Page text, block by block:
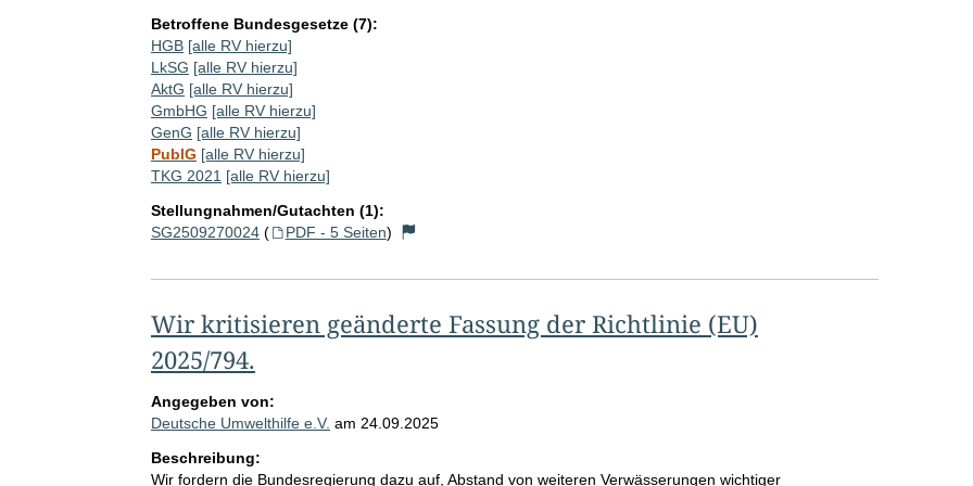
Betroffene Bundesgesetze (7):
HGB [alle RV hierzu]
LkSG [alle RV hierzu]
AktG [alle RV hierzu]
GmbHG [alle RV hierzu]
GenG [alle RV hierzu]
PublG [alle RV hierzu]
TKG 2021 [alle RV hierzu]
Stellungnahmen/Gutachten (1):
SG2509270024( PDF - 5 Seiten)
Wir kritisieren geänderte Fassung der Richtlinie (EU)
2025/794.
Angegeben von:
Deutsche Umwelthilfe e.V. am 24.09.2025
Beschreibung:
Wir fordern die Bundesregierung dazu auf, Abstand von weiteren Verwässerungen wichtiger